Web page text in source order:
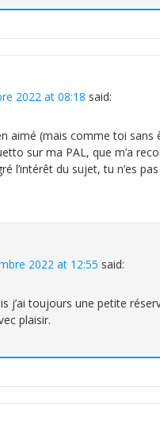
2022 at 08:18 said:
aimé (mais comme toi
sur ma PAL, que m’a
l’intérêt du sujet, tu n’es
2022 at 12:55 said:
j’ai toujours une petite
plaisir.